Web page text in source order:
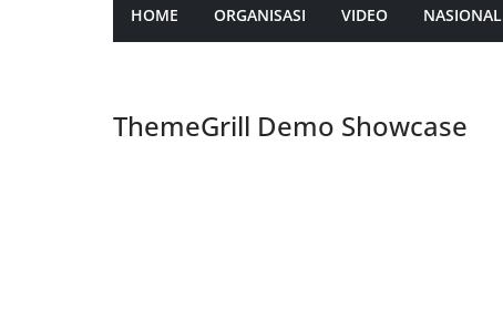
HOME ORGANISASI VIDEO NASIONAL
ThemeGrill Demo Showcase